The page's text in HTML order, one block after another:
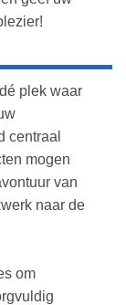
plek waar
centraal
mogen
van
naar de
om